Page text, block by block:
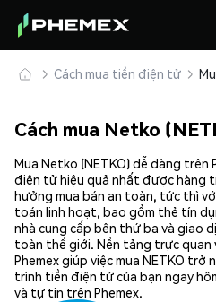
Cách mua tiền điện tử
Cách mua Netko
Mua Netko (NETKO) dễ dàng trên
điện tử hiệu quả nhất được hàng
hưởng mua bán an toàn, tức thì
toán linh hoạt, bao gồm thẻ tín
nhà cung cấp bên thứ ba và giao
toàn thế giới. Nền tảng trực quan
Phemex giúp việc mua NETKO trở
trình tiền điện tử của bạn ngay
và tự tin trên Phemex.